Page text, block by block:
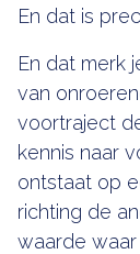
En dat is
En dat merk
van
voortraject
kennis naar
ontstaat op
richting de
waarde waar